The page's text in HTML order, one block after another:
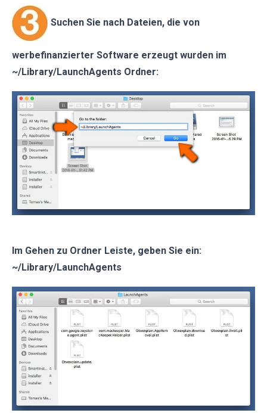
Suchen Sie nach Dateien, die von
werbefinanzierter Software erzeugt wurden im
~/Library/LaunchAgents Ordner:
Im Gehen zu Ordner Leiste, geben Sie ein:
~/Library/LaunchAgents